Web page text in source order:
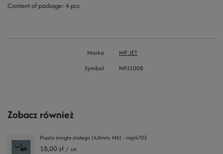
Content of package: 4 pcs
Marka
MP JET
Symbol
MPJ1008
Zobacz również
Piasta śmigła stałego (4,0mm, M6) - mpj4703
18,00 zł / szt.